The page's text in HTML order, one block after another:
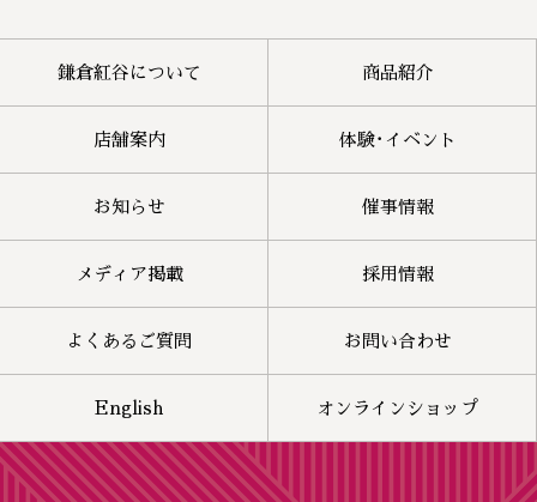
鎌倉紅谷について 商品紹介
店舗案内 体験･イベント
お知らせ 催事情報
メディア掲載 採用情報
よくあるご質問 お問い合わせ
English オンラインショップ